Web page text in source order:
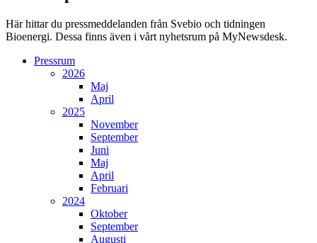
Här hittar du pressmeddelanden från Svebio och tidningen
Bioenergi. Dessa finns även i vårt nyhetsrum på MyNewsdesk.
Pressrum
2026
Maj
April
2025
November
September
Juni
Maj
April
Februari
2024
Oktober
September
Augusti